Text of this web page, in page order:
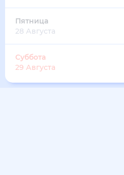
Пятница
28 Августа
Суббота
29 Августа